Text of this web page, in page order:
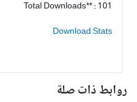
Total Downloads** : 101
Download Stats
روابط ذات صلة